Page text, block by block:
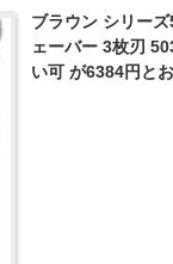
ブラウン シリー
ェーバー 3枚刃
い可 が6384円と